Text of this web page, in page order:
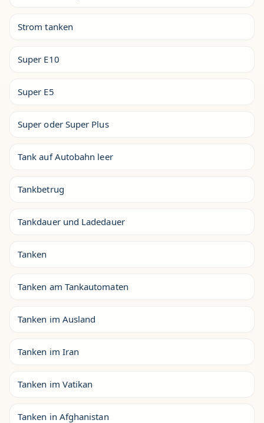
Strom tanken
Super E10
Super E5
Super oder Super Plus
Tank auf Autobahn leer
Tankbetrug
Tankdauer und Ladedauer
Tanken
Tanken am Tankautomaten
Tanken im Ausland
Tanken im Iran
Tanken im Vatikan
Tanken in Afghanistan